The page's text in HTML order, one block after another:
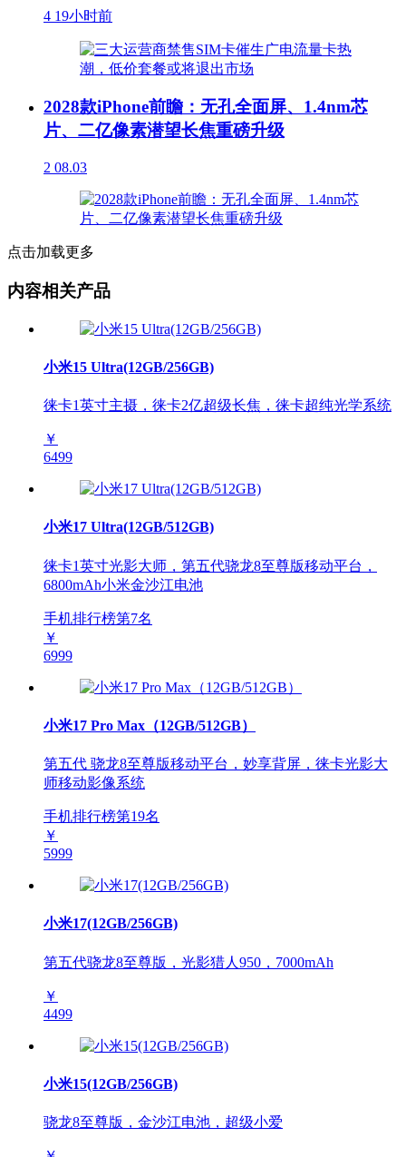
4 19小时前
2028款iPhone前瞻：无孔全面屏、1.4nm芯
片、二亿像素潜望长焦重磅升级
2 08.03
点击加载更多
内容相关产品
小米15 Ultra(12GB/256GB)
徕卡1英寸主摄，徕卡2亿超级长焦，徕卡超纯光学系统
￥
6499
小米17 Ultra(12GB/512GB)
徕卡1英寸光影大师，第五代骁龙8至尊版移动平台，
6800mAh小米金沙江电池
手机排行榜第7名
￥
6999
小米17 Pro Max（12GB/512GB）
第五代 骁龙8至尊版移动平台，妙享背屏，徕卡光影大
师移动影像系统
手机排行榜第19名
￥
5999
小米17(12GB/256GB)
第五代骁龙8至尊版，光影猎人950，7000mAh
￥
4499
小米15(12GB/256GB)
骁龙8至尊版，金沙江电池，超级小爱